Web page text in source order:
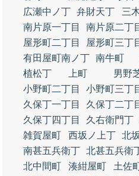
広瀬中ノ丁 弁財天丁 三
南片原一丁目
南片原二丁
屋形町二丁目
屋形町三丁
有田屋町南ノ丁 南牛町
植松丁
上町 男野
小野町二丁目
小野町三丁
久保丁一丁目
久保丁二丁
久保丁四丁目
久右衛門丁
雑賀屋町
西坂ノ上丁 北
南甚五兵衛丁 北甚五兵衛
北中間町
湊紺屋町 土佐